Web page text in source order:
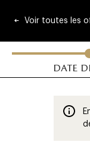
content
Voir toutes les
main
date